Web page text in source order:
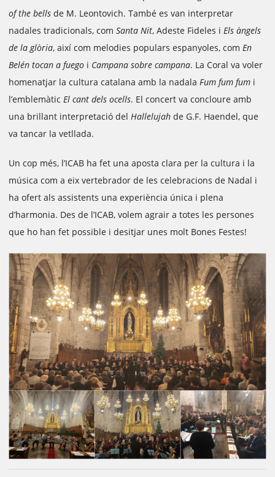
of the bells de M. Leontovich. També es van interpretar
nadales tradicionals, com Santa Nit, Adeste Fideles i Els àngels
de la glòria, així com melodies populars espanyoles, com En
Belén tocan a fuego i Campana sobre campana. La Coral va voler
homenatjar la cultura catalana amb la nadala Fum fum fum i
l’emblemàtic El cant dels ocells. El concert va concloure amb
una brillant interpretació del Hallelujah de G.F. Haendel, que
va tancar la vetllada.
Un cop més, l’ICAB ha fet una aposta clara per la cultura i la
música com a eix vertebrador de les celebracions de Nadal i
ha ofert als assistents una experiència única i plena
d’harmonia. Des de l’ICAB, volem agrair a totes les persones
que ho han fet possible i desitjar unes molt Bones Festes!